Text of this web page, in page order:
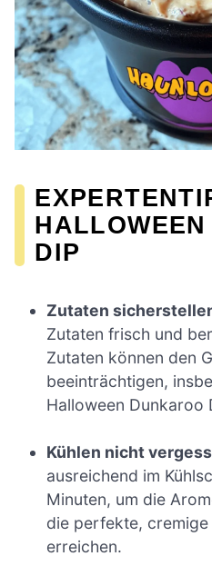
DIP
Zutaten
Zutaten frisch und
Zutaten können den
beeinträchtigen,
Halloween Dunkaroo
Kühlen nicht
ausreichend im
Minuten, um die
die perfekte, cremige
erreichen.